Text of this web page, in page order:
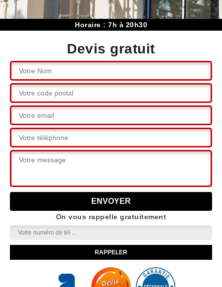
Horaire : 7h à 20h30
Devis gratuit
On vous rappelle gratuitement